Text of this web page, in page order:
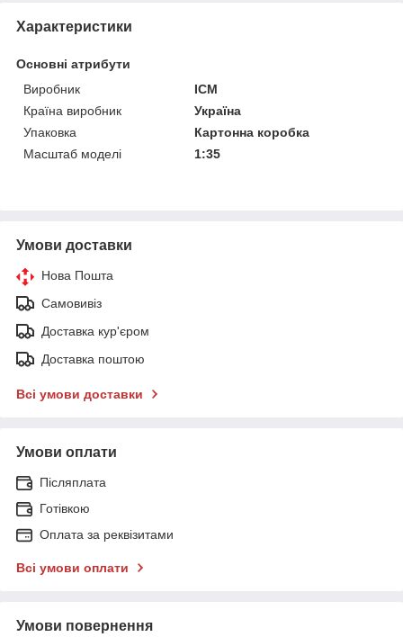
Характеристики
Основні атрибути
Виробник
ICM
Країна виробник
Україна
Упаковка
Картонна коробка
Масштаб моделі
1:35
Умови доставки
Нова Пошта
Самовивіз
Доставка кур'єром
Доставка поштою
Всі умови доставки
Умови оплати
Післяплата
Готівкою
Оплата за реквізитами
Всі умови оплати
Умови повернення